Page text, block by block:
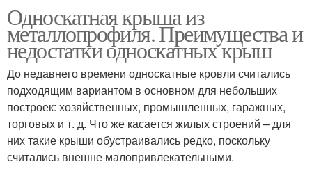
Односкатная крыша из
металлопрофиля. Преимущества и
недостатки односкатных крыш
До недавнего времени односкатные кровли считались
подходящим вариантом в основном для небольших
построек: хозяйственных, промышленных, гаражных,
торговых и т. д. Что же касается жилых строений – для
них такие крыши обустраивались редко, поскольку
считались внешне малопривлекательными.